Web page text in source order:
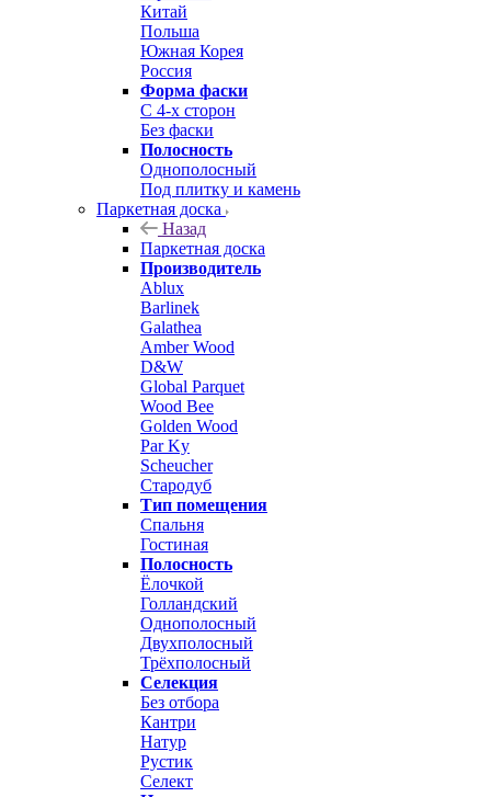
Китай
Польша
Южная Корея
Россия
Форма фаски
С 4-х сторон
Без фаски
Полосность
Однополосный
Под плитку и камень
Паркетная доска
Назад
Паркетная доска
Производитель
Ablux
Barlinek
Galathea
Amber Wood
D&W
Global Parquet
Wood Bee
Golden Wood
Par Ky
Scheucher
Стародуб
Тип помещения
Спальня
Гостиная
Полосность
Ёлочкой
Голландский
Однополосный
Двухполосный
Трёхполосный
Селекция
Без отбора
Кантри
Натур
Рустик
Селект